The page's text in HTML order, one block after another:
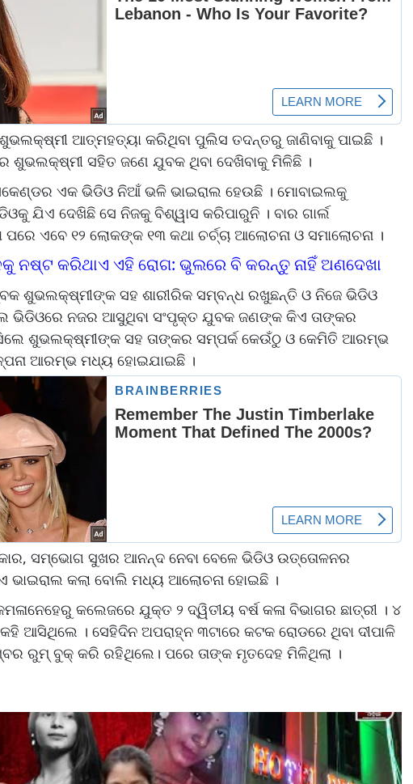
ଆତ୍ମହତ୍ୟା କରିଥିବା ପୁଲିସ ତଦନ୍ତରୁ ଜାଣିବାକୁ ପାଇଛି ।
ସହିତ ଜଣେ ଯୁବକ ଥିବା ଦେଖିବାକୁ ମିଳିଛି ।
ଏକ ଭିଡିଓ ନିଆଁ ଭଳି ଭାଇରାଲ ହେଉଛି । ମୋବାଇଲକୁ
ଯିଏ ଦେଖିଛି ସେ ନିଜକୁ ବିଶ୍ୱାସ କରିପାରୁନି । ବାର ଗାର୍ଲ
ଏବେ ୧୨ ଲୋକଙ୍କ ୧୩ କଥା ଚର୍ଚ୍ଚା ଆଲୋଚନା ଓ ସମାଲୋଚନା ।
ନଷ୍ଟ କରିଥାଏ ଏହି ରୋଗ: ଭୁଲରେ ବି କରନ୍ତୁ ନାହିଁ ଅଣଦେଖା
ଶୁଭଲକ୍ଷ୍ମୀଙ୍କ ସହ ଶାରୀରିକ ସମ୍ବନ୍ଧ ରଖୁଛନ୍ତି ଓ ନିଜେ ଭିଡିଓ
ଭିଡିଓରେ ନଜର ଆସୁଥିବା ସଂପୃକ୍ତ ଯୁବକ ଜଣଙ୍କ କିଏ ତାଙ୍କର
ଶୁଭଲକ୍ଷ୍ମୀଙ୍କ ସହ ତାଙ୍କର ସମ୍ପର୍କ କେଉଁଠୁ ଓ କେମିତି ଆରମ୍ଭ
ଆରମ୍ଭ ମଧ୍ୟ ହୋଇଯାଇଛି ।
ସମ୍ଭୋଗ ସୁଖର ଆନନ୍ଦ ନେବା ବେଳେ ଭିଡିଓ ଉତ୍ତୋଳନର
ଭାଇରାଲ କଲା ବୋଲି ମଧ୍ୟ ଆଲୋଚନା ହୋଇଛି ।
କଲେଜରେ ଯୁକ୍ତ ୨ ଦ୍ୱିତୀୟ ବର୍ଷ କଳା ବିଭାଗର ଛାତ୍ରୀ । ୪
ଆସିଥିଲେ । ସେହିଦିନ ଅପରାହ୍ନ ୩ଟାରେ କଟକ ରୋଡରେ ଥିବା ଦୀପାଳି
ରୁମ୍‌ ବୁକ୍‌ କରି ରହିଥିଲେ। ପରେ ତାଙ୍କ ମୃତଦେହ ମିଳିଥିଲା ।